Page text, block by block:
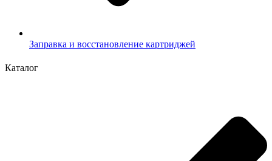
Заправка и восстановление картриджей
Каталог